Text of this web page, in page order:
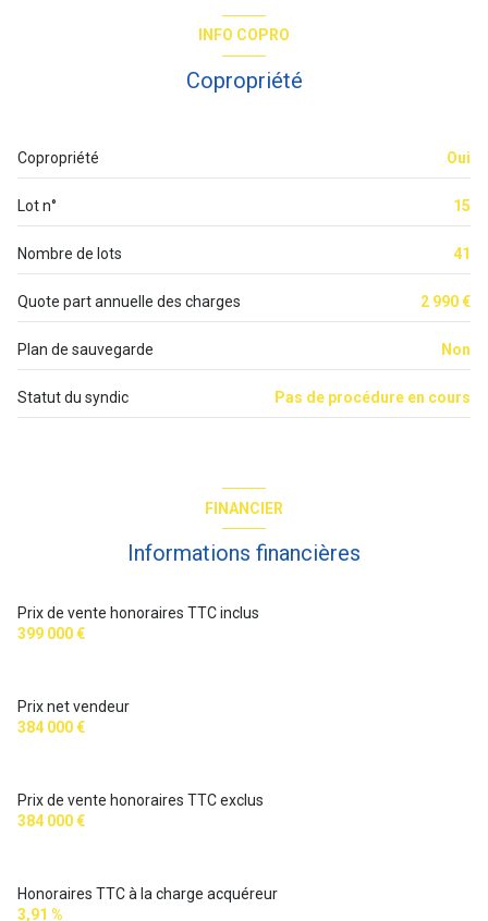
cave
terrasse
salon/sejour
terrasse 11.20 m²
cuisine 4.94 m²
INFO COPRO
Copropriété
Copropriété Oui
Lot n° 15
Nombre de lots 41
Quote part annuelle des charges 2 990 €
Plan de sauvegarde Non
Statut du syndic Pas de procédure en cours
FINANCIER
Informations financières
Prix de vente honoraires TTC inclus
399 000 €
Prix net vendeur
384 000 €
Prix de vente honoraires TTC exclus
384 000 €
Honoraires TTC à la charge acquéreur
3,91 %